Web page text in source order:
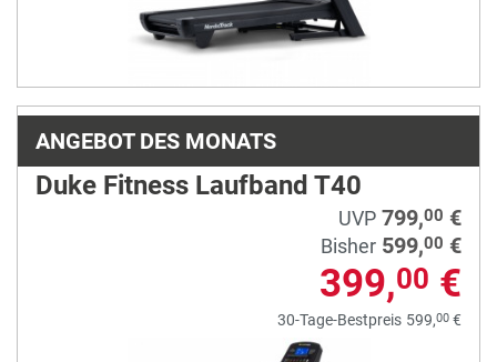
ANGEBOT DES MONATS
Duke Fitness Laufband T40
UVP 799,00 €
Bisher 599,00 €
399,00 €
30-Tage-Bestpreis 599,00 €